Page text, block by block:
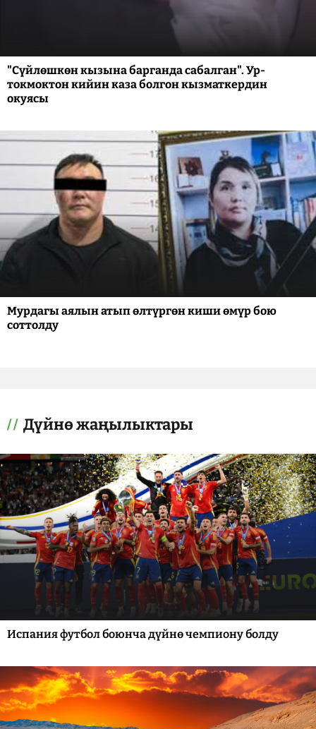
"Сүйлөшкөн кызына барганда сабалган". Ур-
токмоктон кийин каза болгон кызматкердин
окуясы
Мурдагы аялын атып өлтүргөн киши өмүр бою
соттолду
Дүйнө жаңылыктары
Испания футбол боюнча дүйнө чемпиону болду